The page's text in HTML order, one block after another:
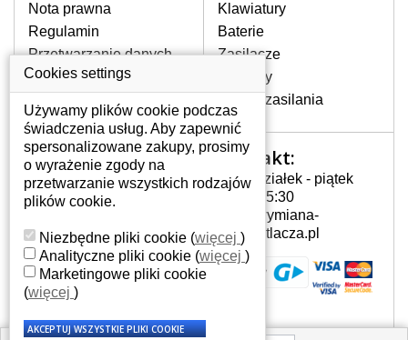
W JAKI SPOSÓB MOŻE SIĘ
PRZEJAWIAĆ USTERKA
Częstymi objawami są pomijanie liter
czy wyświetlanie innych liter oraz
dublowanie tych samych znaków. W
przypadku podlicia klawisze nie
powrócą do pierwotnej pozycji. Albo
też uszkodzenie mechaniczne, np.
JAK TO DZIAŁA?
Klawiatura składa się z kilku
warstw folii, z których przewodzą
przewodzące warstwy.
Nota prawna
Regulamin
Przetwarzanie danych
osobowych
Gdzie nas znajdziesz
Klawiatury
Baterie
Zasilacze
Zawiasy
Złącza zasilania
Twoje konto
Twoje konto
Dane osobowe
Adresy
Historia zamówień
Kontakt:
Poniedziałek - piątek
7:00 - 15:30
info@wymiana-
wyswietlacza.pl
Cookies settings
Używamy plików cookie podczas
świadczenia usług. Aby zapewnić
spersonalizowane zakupy, prosimy
o wyrażenie zgody na
przetwarzanie wszystkich rodzajów
plików cookie.
Niezbędne pliki cookie (więcej )
Analityczne pliki cookie (więcej )
Marketingowe pliki cookie
(więcej )